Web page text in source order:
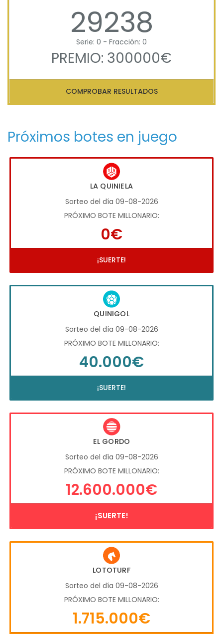
29238
Serie: 0 - Fracción: 0
PREMIO: 300000€
COMPROBAR RESULTADOS
Próximos botes en juego
LA QUINIELA
Sorteo del día 09-08-2026
PRÓXIMO BOTE MILLONARIO:
0€
¡SUERTE!
QUINIGOL
Sorteo del día 09-08-2026
PRÓXIMO BOTE MILLONARIO:
40.000€
¡SUERTE!
EL GORDO
Sorteo del día 09-08-2026
PRÓXIMO BOTE MILLONARIO:
12.600.000€
¡SUERTE!
LOTOTURF
Sorteo del día 09-08-2026
PRÓXIMO BOTE MILLONARIO:
1.715.000€